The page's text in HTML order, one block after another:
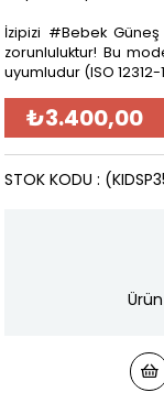
İzipizi #Bebek
zorunluluktur! Bu
uyumludur (ISO 12312-
₺3.400,00
STOK KODU